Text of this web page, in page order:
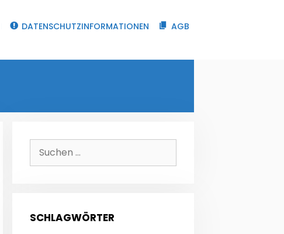
DATENSCHUTZINFORMATIONEN AGB
Suchen
nach:
SCHLAGWÖRTER